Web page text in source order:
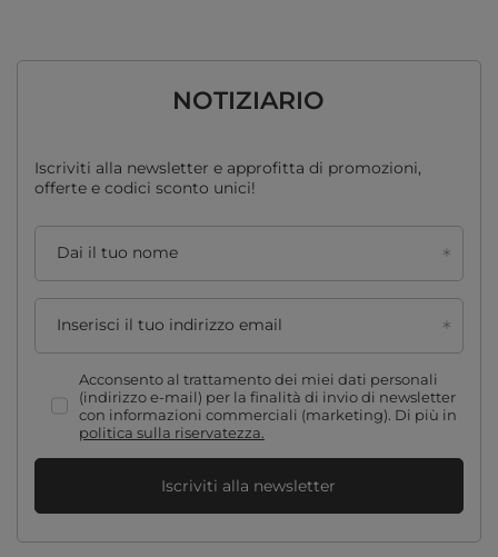
NOTIZIARIO
Iscriviti alla newsletter e approfitta di promozioni,
offerte e codici sconto unici!
Dai il tuo nome
Inserisci il tuo indirizzo email
Acconsento al trattamento dei miei dati personali
(indirizzo e-mail) per la finalità di invio di newsletter
con informazioni commerciali (marketing). Di più in
politica sulla riservatezza.
Iscriviti alla newsletter